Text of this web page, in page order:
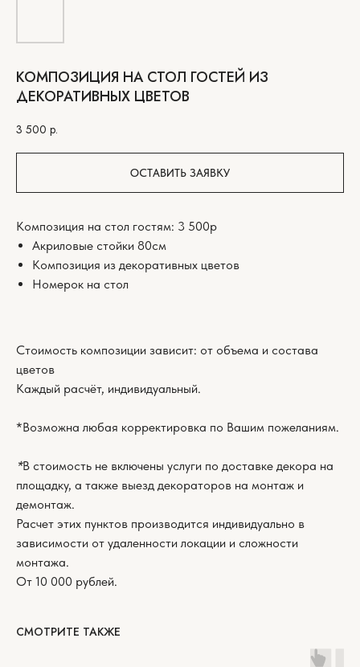
КОМПОЗИЦИЯ НА СТОЛ ГОСТЕЙ ИЗ
ДЕКОРАТИВНЫХ ЦВЕТОВ
3 500 р.
ОСТАВИТЬ ЗАЯВКУ
Композиция на стол гостям: 3 500р
Акриловые стойки 80см
Композиция из декоративных цветов
Номерок на стол
Стоимость композиции зависит: от объема и состава
цветов
Каждый расчёт, индивидуальный.
*Возможна любая корректировка по Вашим пожеланиям.
*В стоимость не включены услуги по доставке декора на
площадку, а также выезд декораторов на монтаж и
демонтаж.
Расчет этих пунктов производится индивидуально в
зависимости от удаленности локации и сложности
монтажа.
От 10 000 рублей.
СМОТРИТЕ ТАКЖЕ